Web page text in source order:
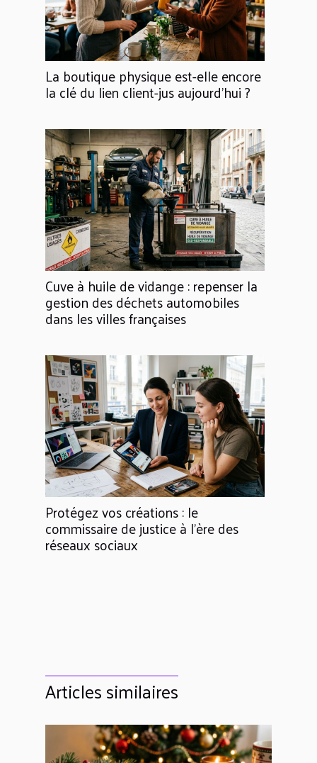
La boutique physique est-elle encore
la clé du lien client-jus aujourd'hui ?
Cuve à huile de vidange : repenser la
gestion des déchets automobiles
dans les villes françaises
Protégez vos créations : le
commissaire de justice à l’ère des
réseaux sociaux
Articles similaires